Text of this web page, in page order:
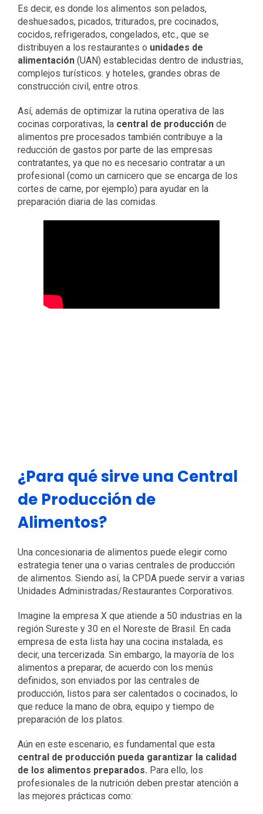
Es decir, es donde los alimentos son pelados,
deshuesados, picados, triturados, pre cocinados,
cocidos, refrigerados, congelados, etc., que se
distribuyen a los restaurantes o unidades de
alimentación(UAN) establecidas dentro de industrias,
complejos turísticos. y hoteles, grandes obras de
construcción civil, entre otros.
Así, además de optimizar la rutina operativa de las
cocinas corporativas, la central de producciónde
alimentos pre procesados ​​también contribuye a la
reducción de gastos por parte de las empresas
contratantes, ya que no es necesario contratar a un
profesional (como un carnicero que se encarga de los
cortes de carne, por ejemplo) para ayudar en la
preparación diaria de las comidas.
¿Para qué sirve una Central
de Producción de
Alimentos?
Una concesionaria de alimentos puede elegir como
estrategia tener una o varias centrales de producción
de alimentos. Siendo así, la CPDA puede servir a varias
Unidades Administradas/Restaurantes Corporativos.
Imagine la empresa X que atiende a 50 industrias en la
región Sureste y 30 en el Noreste de Brasil. En cada
empresa de esta lista hay una cocina instalada, es
decir, una tercerizada. Sin embargo, la mayoría de los
alimentos a preparar, de acuerdo con los menús
definidos, son enviados por las centrales de
producción, listos para ser calentados o cocinados, lo
que reduce la mano de obra, equipo y tiempo de
preparación de los platos.
Aún en este escenario, es fundamental que esta
central de producción pueda garantizar la calidad
de los alimentos preparados. Para ello, los
profesionales de la nutrición deben prestar atención a
las mejores prácticas como: